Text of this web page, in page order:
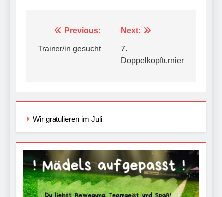
Beitragsnavigation
Previous:
Trainer/in gesucht
Next:
7.
Doppelkopfturnier
Wir gratulieren im Juli